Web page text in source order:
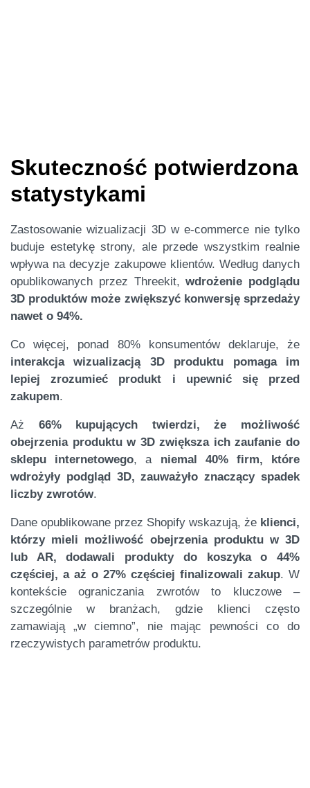
Skuteczność potwierdzona
statystykami
Zastosowanie wizualizacji 3D w e-commerce nie tylko
buduje estetykę strony, ale przede wszystkim realnie
wpływa na decyzje zakupowe klientów. Według danych
opublikowanych przez Threekit,wdrożenie podglądu
3D produktów może zwiększyć konwersję sprzedaży
nawet o 94%.
Co więcej, ponad 80% konsumentów deklaruje, że
interakcja wizualizacją 3D produktu pomaga im
lepiej zrozumieć produkt i upewnić się przed
zakupem.
Aż 66% kupujących twierdzi, że możliwość
obejrzenia produktu w 3D zwiększa ich zaufanie do
sklepu internetowego, a niemal 40% firm, które
wdrożyły podgląd 3D, zauważyło znaczący spadek
liczby zwrotów.
Dane opublikowane przez Shopify wskazują, że klienci,
którzy mieli możliwość obejrzenia produktu w 3D
lub AR, dodawali produkty do koszyka o 44%
częściej, a aż o 27% częściej finalizowali zakup. W
kontekście ograniczania zwrotów to kluczowe –
szczególnie w branżach, gdzie klienci często
zamawiają „w ciemno”, nie mając pewności co do
rzeczywistych parametrów produktu.